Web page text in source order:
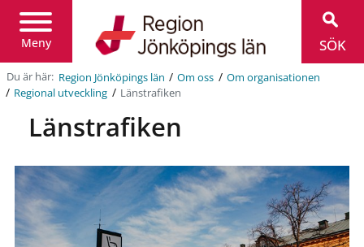
Meny
Jönköpings
län
SÖK
Du är här: Region Jönköpings län / Om oss / Om organisationen
/ Regional utveckling / Länstrafiken
Länstrafiken